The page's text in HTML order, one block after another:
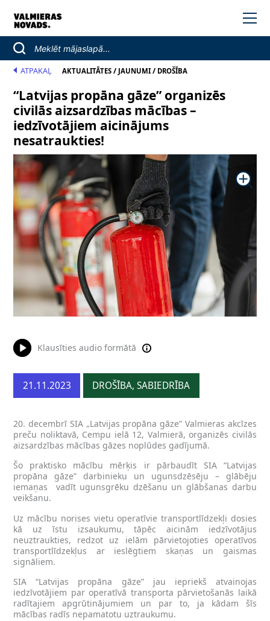
ATPAKAĻ AKTUALITĀTES/ JAUNUMI/ DROŠĪBA
“Latvijas propāna gāze” organizēs
civilās aizsardzības mācības –
iedzīvotājiem aicinājums
nesatraukties!
Klausīties audio formātā
21.11.2023 DROŠĪBA, SABIEDRĪBA
20. decembrī SIA „Latvijas propāna gāze” Valmieras akcīzes
preču noliktavā, Cempu ielā 12, Valmierā, organizēs civilās
aizsardzības mācības gāzes noplūdes gadījumā.
Šo praktisko mācību mērķis ir pārbaudīt SIA “Latvijas
propāna gāze” darbinieku un ugunsdzēsēju – glābēju
iemaņas vadīt ugunsgrēku dzēšanu un glābšanas darbu
veikšanu.
Uz mācību norises vietu operatīvie transportlīdzekļi dosies
kā uz īstu izsaukumu, tāpēc aicinām iedzīvotājus
neuztraukties, redzot uz ielām pārvietojoties operatīvos
transportlīdzekļus ar ieslēgtiem skaņas un gaismas
signāliem.
SIA “Latvijas propāna gāze” jau iepriekš atvainojas
iedzīvotājiem par operatīvā transporta pārvietošanās laikā
radītajiem apgrūtinājumiem un par to, ja kādam šīs
mācības radīs nepamatotu uztraukumu.